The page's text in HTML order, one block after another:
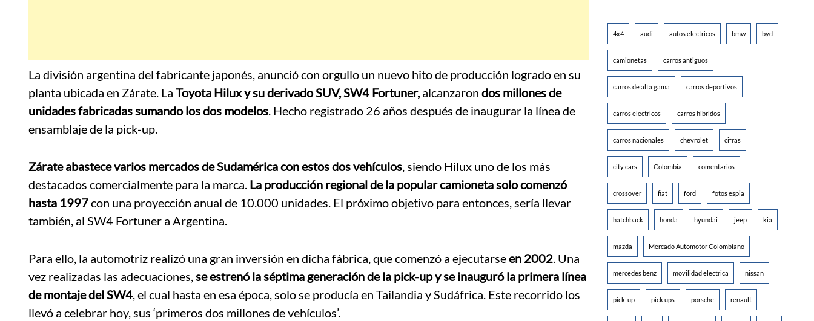
La división argentina del fabricante japonés, anunció con orgullo un nuevo hito de producción logrado en su
planta ubicada en Zárate. La Toyota Hilux y su derivado SUV, SW4 Fortuner,alcanzaron dos millones de
unidades fabricadas sumando los dos modelos. Hecho registrado 26 años después de inaugurar la línea de
ensamblaje de la pick-up.
Zárate abastece varios mercados de Sudamérica con estos dos vehículos, siendo Hilux uno de los más
destacados comercialmente para la marca. La producción regional de la popular camioneta solo comenzó
hasta 1997con una proyección anual de 10.000 unidades. El próximo objetivo para entonces, sería llevar
también, al SW4 Fortuner a Argentina.
Para ello, la automotriz realizó una gran inversión en dicha fábrica, que comenzó a ejecutarseen 2002. Una
vez realizadas las adecuaciones,se estrenó la séptima generación de la pick-up y se inauguró la primera línea
de montaje del SW4, el cual hasta en esa época, solo se producía en Tailandia y Sudáfrica. Este recorrido los
llevó a celebrar hoy, sus ‘primeros dos millones de vehículos’.
4x4 audi autos electricos bmw byd
camionetas carros antiguos
carros de alta gama carros deportivos
carros electricos carros hibridos
carros nacionales chevrolet cifras
city cars Colombia comentarios
crossover fiat ford fotos espia
hatchback honda hyundai jeep kia
mazda Mercado Automotor Colombiano
mercedes benz movilidad electrica nissan
pick-up pick ups porsche renault